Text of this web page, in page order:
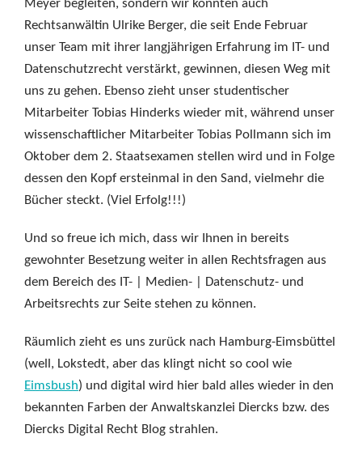
Meyer begleiten, sondern wir konnten auch
Rechtsanwältin Ulrike Berger, die seit Ende Februar
unser Team mit ihrer langjährigen Erfahrung im IT- und
Datenschutzrecht verstärkt, gewinnen, diesen Weg mit
uns zu gehen. Ebenso zieht unser studentischer
Mitarbeiter Tobias Hinderks wieder mit, während unser
wissenschaftlicher Mitarbeiter Tobias Pollmann sich im
Oktober dem 2. Staatsexamen stellen wird und in Folge
dessen den Kopf ersteinmal in den Sand, vielmehr die
Bücher steckt. (Viel Erfolg!!!)
Und so freue ich mich, dass wir Ihnen in bereits
gewohnter Besetzung weiter in allen Rechtsfragen aus
dem Bereich des IT- | Medien- | Datenschutz- und
Arbeitsrechts zur Seite stehen zu können.
Räumlich zieht es uns zurück nach Hamburg-Eimsbüttel
(well, Lokstedt, aber das klingt nicht so cool wie
Eimsbush) und digital wird hier bald alles wieder in den
bekannten Farben der Anwaltskanzlei Diercks bzw. des
Diercks Digital Recht Blog strahlen.